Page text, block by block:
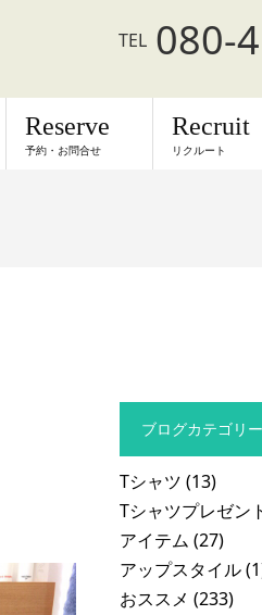
TEL 080-
Reserve
予約・お問合せ
Recruit
リクルート
ブログカテゴリー
Tシャツ (13)
Tシャツプレゼン
アイテム (27)
アップスタイル
おススメ (233)